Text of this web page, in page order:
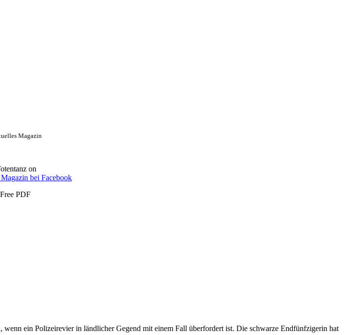
Magazin
on
Free PDF
ein Polizeirevier in ländlicher Gegend mit einem Fall überfordert ist. Die schwarze Endfünfzigerin hat